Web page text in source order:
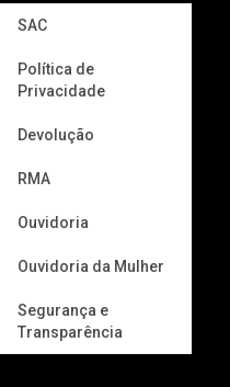
SAC
Política de
Privacidade
Devolução
RMA
Ouvidoria
Ouvidoria da Mulher
Segurança e
Transparência